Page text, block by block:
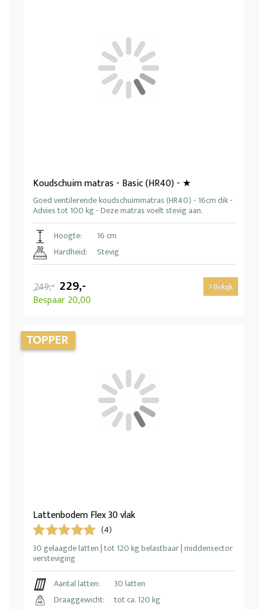
Koudschuim matras - Basic (HR40) - ★
Goed ventilerende koudschuimmatras (HR40) - 16cm dik -
Advies tot 100 kg - Deze matras voelt stevig aan.
Hoogte:
16 cm
Hardheid:
Stevig
249,- 229,-
Bespaar 20,00
Bekijk
Lattenbodem Flex 30 vlak
(4)
30 gelaagde latten | tot 120 kg belastbaar | middensector
versteviging
Aantal latten:
30 latten
Draaggewicht:
tot ca. 120 kg